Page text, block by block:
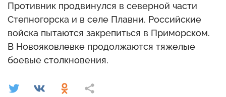
Противник продвинулся в северной части
Степногорска и в селе Плавни. Российские
войска пытаются закрепиться в Приморском.
В Новояковлевке продолжаются тяжелые
боевые столкновения.